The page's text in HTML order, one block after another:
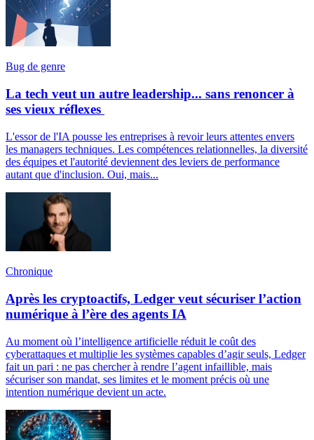
Bug de genre
La tech veut un autre leadership... sans renoncer à
ses vieux réflexes
L'essor de l'IA pousse les entreprises à revoir leurs attentes envers
les managers techniques. Les compétences relationnelles, la diversité
des équipes et l'autorité deviennent des leviers de performance
autant que d'inclusion. Oui, mais...
Chronique
Après les cryptoactifs, Ledger veut sécuriser l’action
numérique à l’ère des agents IA
Au moment où l’intelligence artificielle réduit le coût des
cyberattaques et multiplie les systèmes capables d’agir seuls, Ledger
fait un pari : ne pas chercher à rendre l’agent infaillible, mais
sécuriser son mandat, ses limites et le moment précis où une
intention numérique devient un acte.